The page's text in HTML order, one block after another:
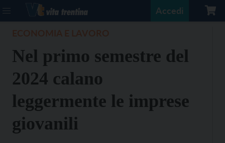
Accedi
Nel primo semestre del
2024 calano
leggermente le imprese
giovanili